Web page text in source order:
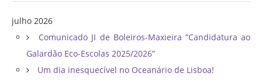
julho 2026
Comunicado JI de Boleiros-Maxieira “Candidatura ao
Galardão Eco-Escolas 2025/2026”
Um dia inesquecível no Oceanário de Lisboa!